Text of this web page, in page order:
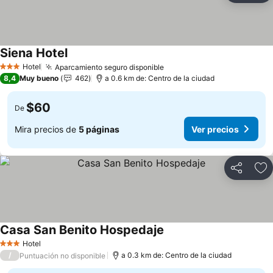
3 Estrellas
Hotel Aparcamiento seguro disponibleVer precios
Siena HotelVer precios
8,4 Muy bueno 462 a 0.6 km de: Centro de la ciudad
De $60
Mira precios de 5 páginas Ver precios
Compartir
3 Estrellas
Hotel
Casa San Benito Hospedaje
/ Puntuación no disponible a 0.3 km de: Centro de la ciudad